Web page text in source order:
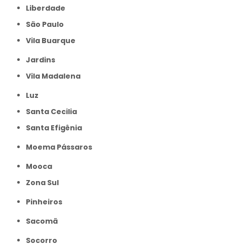
Liberdade
São Paulo
Vila Buarque
Jardins
Vila Madalena
Luz
Santa Cecilia
Santa Efigênia
Moema Pássaros
Mooca
Zona Sul
Pinheiros
Sacomã
Socorro